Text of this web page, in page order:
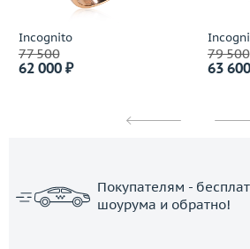
Incognito
77 500
62 000 ₽
79 500
63
Покупателям -
шоурума и обратно!